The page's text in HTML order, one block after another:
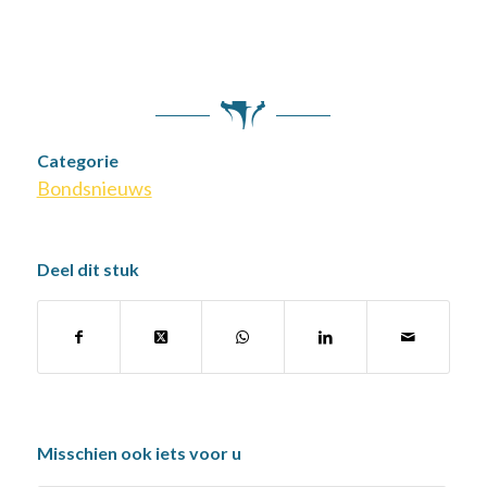
Categorie
Bondsnieuws
Deel dit stuk
Misschien ook iets voor u